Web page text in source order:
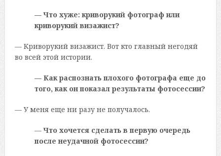
— Что хуже: криворукий фотограф или
криворукий визажист?
— Криворукий визажист. Вот кто главный негодяй
во всей этой истории.
— Как распознать плохого фотографа еще до
того, как он показал результаты фотосессии?
— У меня еще ни разу не получалось.
—Что хочется сделать в первую очередь
после неудачной фотосессии?